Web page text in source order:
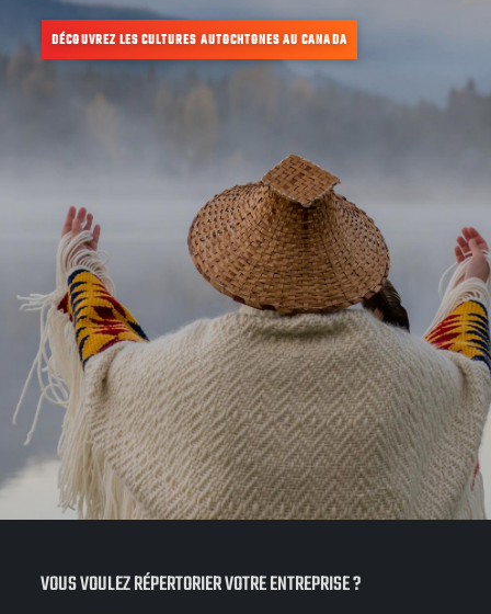
DÉCOUVREZ LES CULTURES AUTOCHTONES AU CANADA
VOUS VOULEZ RÉPERTORIER VOTRE ENTREPRISE ?